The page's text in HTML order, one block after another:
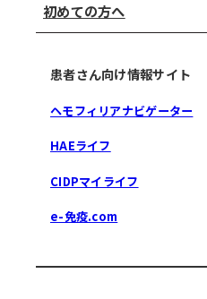
初めての方へ
患者さん向け情報サイト
ヘモフィリアナビゲーター
HAEライフ
CIDPマイライフ
e-免疫.com